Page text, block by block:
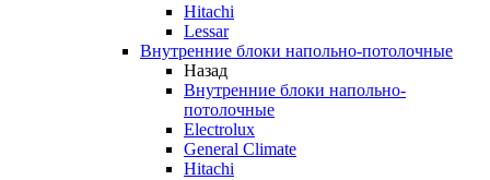
Hitachi
Lessar
Внутренние блоки напольно-потолочные
Назад
Внутренние блоки напольно-
потолочные
Electrolux
General Climate
Hitachi